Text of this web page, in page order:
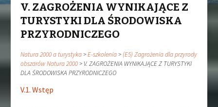
V. ZAGROŻENIA WYNIKAJĄCE Z
TURYSTYKI DLA ŚRODOWISKA
PRZYRODNICZEGO
Natura 2000 a turystyka>E-szkolenia> (E5) Zagrożenia dla przyrody
obszarów Natura 2000> V. ZAGROŻENIA WYNIKAJĄCE Z TURYSTYKI
DLA ŚRODOWISKA PRZYRODNICZEGO
V.1. Wstęp